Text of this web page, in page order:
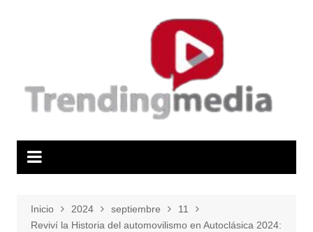
Inicio 2024 septiembre
11
Reviví la Historia del automovilismo en Autoclásica 2024: